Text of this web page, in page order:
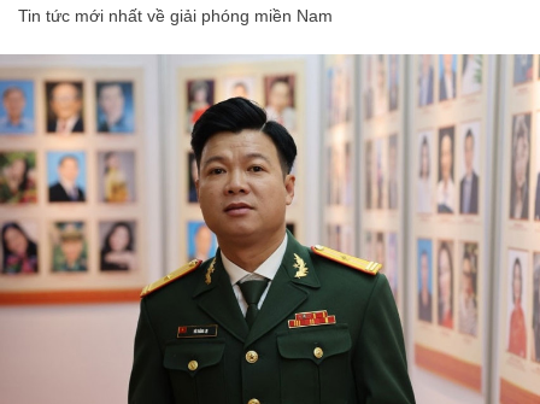
Tin tức mới nhất về giải phóng miền Nam